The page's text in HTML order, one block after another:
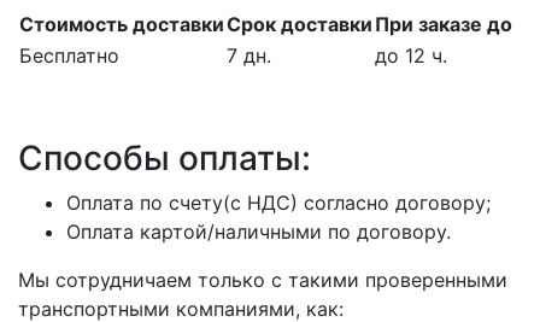
Стоимость доставкиСрок доставки При заказе до
Бесплатно
7 дн. до 12 ч.
Способы оплаты:
Оплата по счету(с НДС) согласно договору;
Оплата картой/наличными по договору.
Мы сотрудничаем только с такими проверенными
транспортными компаниями, как: